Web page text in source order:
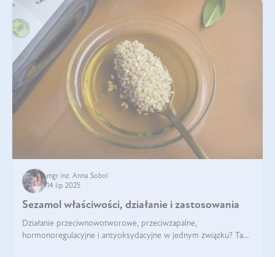
mgr inż. Anna Sobol
14 lip 2025
Sezamol właściwości, działanie i zastosowania
Działanie przeciwnowotworowe, przeciwzapalne,
hormonoregulacyjne i antyoksydacyjne w jednym związku? Tak